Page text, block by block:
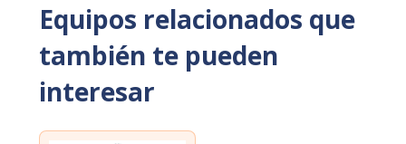
Equipos relacionados que
también te pueden
interesar